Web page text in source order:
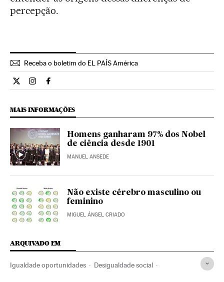
percepção.
Receba o boletim do EL PAÍS América
Ciencia El País Brasil en Twitter
Ciencia El País Brasil en Instagram
Ciencia El País Brasil en Facebook
MAIS INFORMAÇÕES
Homens ganharam 97% dos Nobel
de ciência desde 1901
MANUEL ANSEDE
Não existe cérebro masculino ou
feminino
MIGUEL ÁNGEL CRIADO
ARQUIVADO EM
Igualdade oportunidades Desigualdade social